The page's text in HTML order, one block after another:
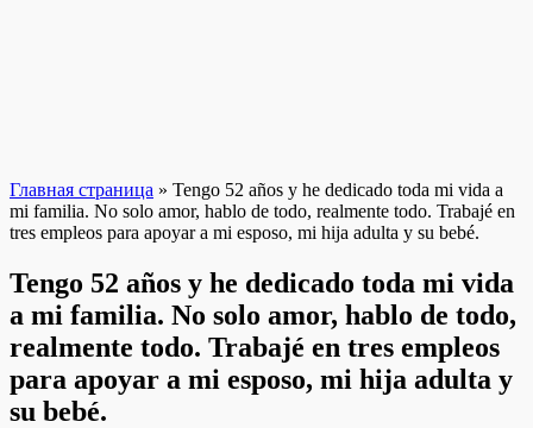
Главная страница » Tengo 52 años y he dedicado toda mi vida a
mi familia. No solo amor, hablo de todo, realmente todo. Trabajé en
tres empleos para apoyar a mi esposo, mi hija adulta y su bebé.
Tengo 52 años y he dedicado toda mi vida
a mi familia. No solo amor, hablo de todo,
realmente todo. Trabajé en tres empleos
para apoyar a mi esposo, mi hija adulta y
su bebé.